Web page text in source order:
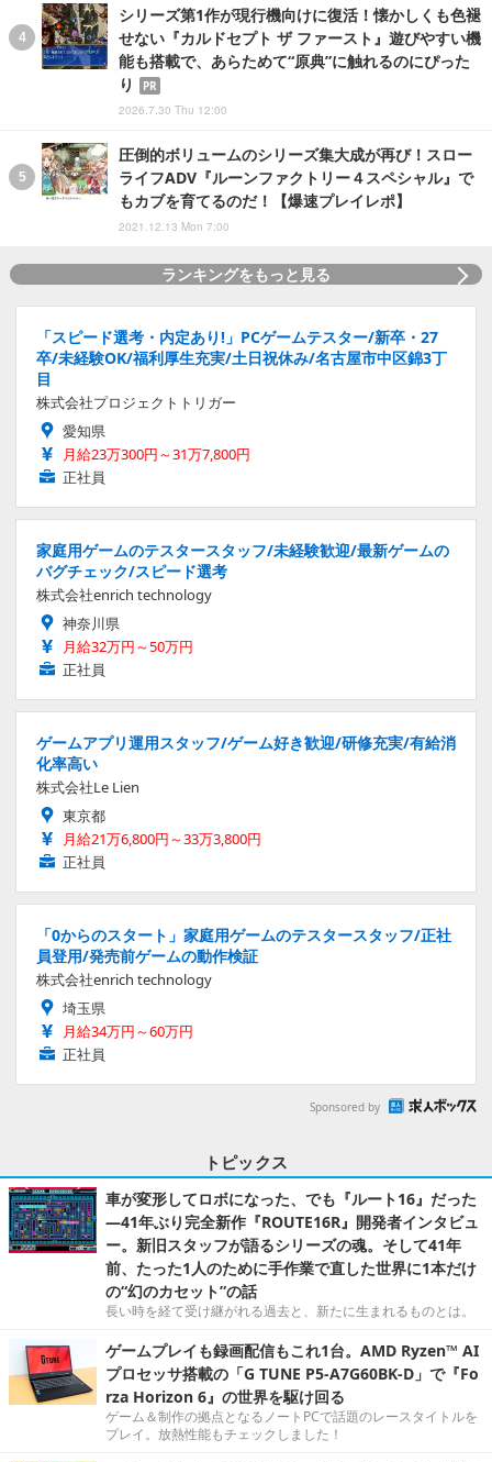
シリーズ第1作が現行機向けに復活！懐かしくも色褪
せない『カルドセプト ザ ファースト』遊びやすい機
能も搭載で、あらためて“原典”に触れるのにぴった
り
PR
2026.7.30 Thu 12:00
圧倒的ボリュームのシリーズ集大成が再び！スロー
ライフADV『ルーンファクトリー４スペシャル』で
もカブを育てるのだ！【爆速プレイレポ】
2021.12.13 Mon 7:00
ランキングをもっと見る
「スピード選考・内定あり!」PCゲームテスター/新卒・27
卒/未経験OK/福利厚生充実/土日祝休み/名古屋市中区錦3丁
目
株式会社プロジェクトトリガー
愛知県
月給23万300円～31万7,800円
正社員
家庭用ゲームのテスタースタッフ/未経験歓迎/最新ゲームの
バグチェック/スピード選考
株式会社enrich technology
神奈川県
月給32万円～50万円
正社員
ゲームアプリ運用スタッフ/ゲーム好き歓迎/研修充実/有給消
化率高い
株式会社Le Lien
東京都
月給21万6,800円～33万3,800円
正社員
「0からのスタート」家庭用ゲームのテスタースタッフ/正社
員登用/発売前ゲームの動作検証
株式会社enrich technology
埼玉県
月給34万円～60万円
正社員
Sponsored by
トピックス
車が変形してロボになった、でも『ルート16』だった
―41年ぶり完全新作『ROUTE16R』開発者インタビュ
ー。新旧スタッフが語るシリーズの魂。そして41年
前、たった1人のために手作業で直した世界に1本だけ
の“幻のカセット”の話
長い時を経て受け継がれる過去と、新たに生まれるものとは。
ゲームプレイも録画配信もこれ1台。AMD Ryzen™ AI
プロセッサ搭載の「G TUNE P5-A7G60BK-D」で『Fo
rza Horizon 6』の世界を駆け回る
ゲーム＆制作の拠点となるノートPCで話題のレースタイトルを
プレイ。放熱性能もチェックしました！